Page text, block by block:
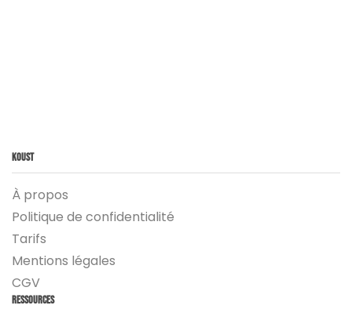
Koust
À propos
Politique de confidentialité
Tarifs
Mentions légales
CGV
Ressources